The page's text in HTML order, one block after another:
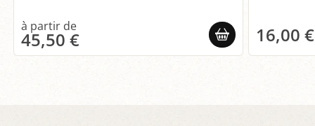
45,50 € 16,00 €